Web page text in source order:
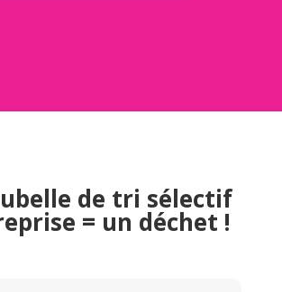
de tri sélectif
= un déchet !